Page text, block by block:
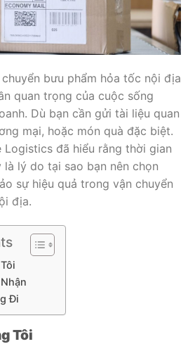
bưu phẩm hỏa tốc nội địa
quan trọng của cuộc sống
Dù bạn cần gửi tài liệu quan
mại, hoặc món quà đặc biệt.
Logistics đã hiểu rằng thời gian
lý do tại sao bạn nên chọn
sự hiệu quả trong vận chuyển
địa.
Đi
Tôi